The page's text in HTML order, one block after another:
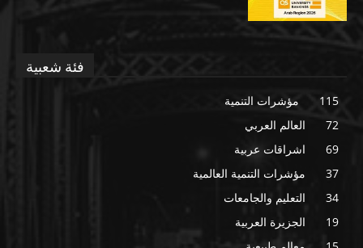
فئة شعبية
مؤشرات التنمية
115
العالم العربي
72
اشراقات عربية
69
مؤشرات التنمية العالمية
37
التعليم والجامعات
34
الجزيرة العربية
19